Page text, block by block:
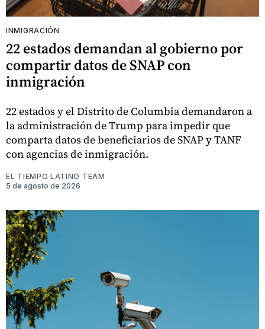
INMIGRACIÓN
22 estados demandan al gobierno por
compartir datos de SNAP con
inmigración
22 estados y el Distrito de Columbia demandaron a
la administración de Trump para impedir que
comparta datos de beneficiarios de SNAP y TANF
con agencias de inmigración.
EL TIEMPO LATINO TEAM
5 de agosto de 2026